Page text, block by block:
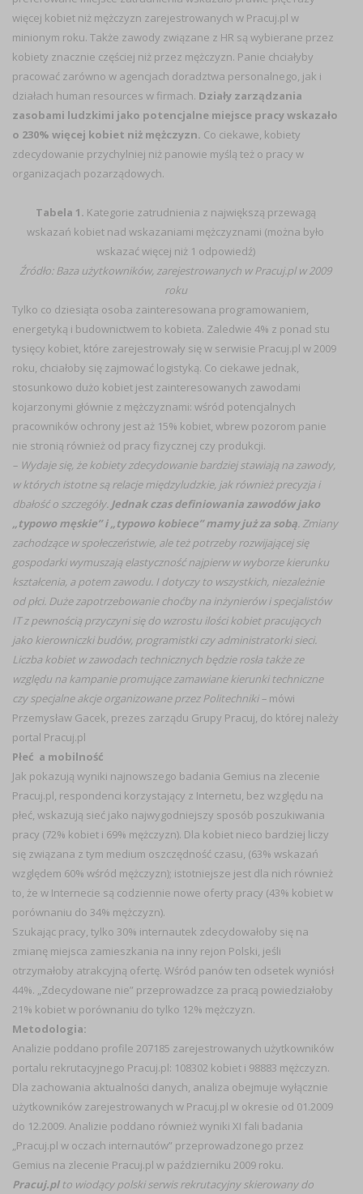
więcej kobiet niż mężczyzn zarejestrowanych w Pracuj.pl w
minionym roku. Także zawody związane z HR są wybierane przez
kobiety znacznie częściej niż przez mężczyzn. Panie chciałyby
pracować zarówno w agencjach doradztwa personalnego, jak i
działach human resources w firmach. Działy zarządzania
zasobami ludzkimi jako potencjalne miejsce pracy wskazało
o 230% więcej kobiet niż mężczyzn. Co ciekawe, kobiety
zdecydowanie przychylniej niż panowie myślą też o pracy w
organizacjach pozarządowych.
Tabela 1. Kategorie zatrudnienia z największą przewagą
wskazań kobiet nad wskazaniami mężczyznami (można było
wskazać więcej niż 1 odpowiedź)
Źródło: Baza użytkowników, zarejestrowanych w Pracuj.pl w 2009
roku
Tylko co dziesiąta osoba zainteresowana programowaniem,
energetyką i budownictwem to kobieta. Zaledwie 4% z ponad stu
tysięcy kobiet, które zarejestrowały się w serwisie Pracuj.pl w 2009
roku, chciałoby się zajmować logistyką. Co ciekawe jednak,
stosunkowo dużo kobiet jest zainteresowanych zawodami
kojarzonymi głównie z mężczyznami: wśród potencjalnych
pracowników ochrony jest aż 15% kobiet, wbrew pozorom panie
nie stronią również od pracy fizycznej czy produkcji.
– Wydaje się, że kobiety zdecydowanie bardziej stawiają na zawody,
w których istotne są relacje międzyludzkie, jak również precyzja i
dbałość o szczegóły. Jednak czas definiowania zawodów jako
„typowo męskie” i „typowo kobiece” mamy już za sobą. Zmiany
zachodzące w społeczeństwie, ale też potrzeby rozwijającej się
gospodarki wymuszają elastyczność najpierw w wyborze kierunku
kształcenia, a potem zawodu. I dotyczy to wszystkich, niezależnie
od płci. Duże zapotrzebowanie choćby na inżynierów i specjalistów
IT z pewnością przyczyni się do wzrostu ilości kobiet pracujących
jako kierowniczki budów, programistki czy administratorki sieci.
Liczba kobiet w zawodach technicznych będzie rosła także ze
względu na kampanie promujące zamawiane kierunki techniczne
czy specjalne akcje organizowane przez Politechniki – mówi
Przemysław Gacek, prezes zarządu Grupy Pracuj, do której należy
portal Pracuj.pl
Płeć a mobilność
Jak pokazują wyniki najnowszego badania Gemius na zlecenie
Pracuj.pl, respondenci korzystający z Internetu, bez względu na
płeć, wskazują sieć jako najwygodniejszy sposób poszukiwania
pracy (72% kobiet i 69% mężczyzn). Dla kobiet nieco bardziej liczy
się związana z tym medium oszczędność czasu, (63% wskazań
względem 60% wśród mężczyzn); istotniejsze jest dla nich również
to, że w Internecie są codziennie nowe oferty pracy (43% kobiet w
porównaniu do 34% mężczyzn).
Szukając pracy, tylko 30% internautek zdecydowałoby się na
zmianę miejsca zamieszkania na inny rejon Polski, jeśli
otrzymałoby atrakcyjną ofertę. Wśród panów ten odsetek wyniósł
44%. „Zdecydowane nie” przeprowadzce za pracą powiedziałoby
21% kobiet w porównaniu do tylko 12% mężczyzn.
Metodologia:
Analizie poddano profile 207185 zarejestrowanych użytkowników
portalu rekrutacyjnego Pracuj.pl: 108302 kobiet i 98883 mężczyzn.
Dla zachowania aktualności danych, analiza obejmuje wyłącznie
użytkowników zarejestrowanych w Pracuj.pl w okresie od 01.2009
do 12.2009. Analizie poddano również wyniki XI fali badania
„Pracuj.pl w oczach internautów” przeprowadzonego przez
Gemius na zlecenie Pracuj.pl w październiku 2009 roku.
Pracuj.plto wiodący polski serwis rekrutacyjny skierowany do